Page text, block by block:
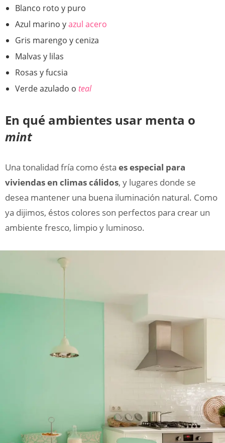
Blanco roto y puro
Azul marino yazul acero
Gris marengo y ceniza
Malvas y lilas
Rosas y fucsia
Verde azulado o teal
En qué ambientes usar menta o
mint
Una tonalidad fría como ésta es especial para
viviendas en climas cálidos, y lugares donde se
desea mantener una buena iluminación natural. Como
ya dijimos, éstos colores son perfectos para crear un
ambiente fresco, limpio y luminoso.